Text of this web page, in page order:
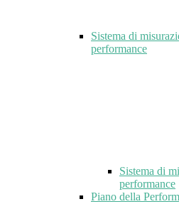
Sistema di
performance
Sistema di
performance
Piano della